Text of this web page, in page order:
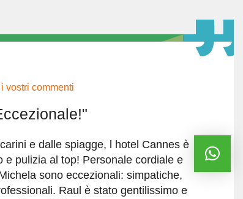
i vostri commenti
e dalle spiagge, l hotel Cannes è
e pulizia al top! Personale cordiale e
sono eccezionali: simpatiche,
Raul è stato gentilissimo e